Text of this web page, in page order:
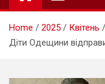
Home 2025 Квітень
Діти Одещини